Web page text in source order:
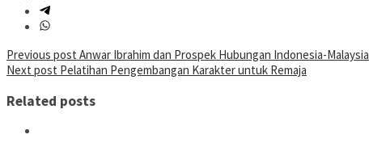
Post
navigation
Previous post Anwar Ibrahim dan Prospek Hubungan Indonesia-Malaysia
Next post Pelatihan Pengembangan Karakter untuk Remaja
Related posts